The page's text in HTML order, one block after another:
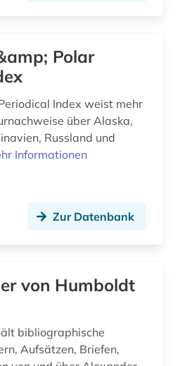
charles (1809-1882) (1)
chemical apparatus (1)
chemische formel (1)
chemische struktur (1)
chemische verbindungen (2)
Polar
Index weist mehr
über Alaska,
Russland und
Informationen
Zur Datenbank
von Humboldt
bibliographische
Aufsätzen, Briefen,